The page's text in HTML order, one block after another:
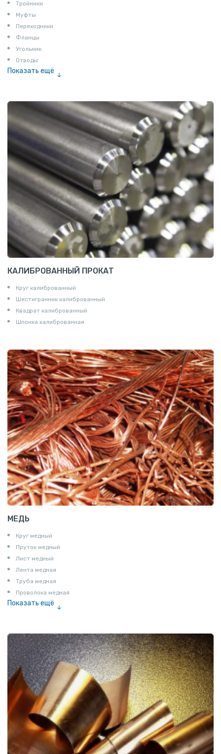
Тройники
Муфты
Переходники
Фланцы
Угольник
Отводы
Показать ещё
Соединение «американка»
Штуцеры
Сгоны
Удлинители для труб
Крестовины
Контргайки
КАЛИБРОВАННЫЙ ПРОКАТ
Круг калиброванный
Шестигранник калиброванный
Квадрат калиброванный
Шпонка калиброванная
МЕДЬ
Круг медный
Пруток медный
Лист медный
Лента медная
Труба медная
Проволока медная
Показать ещё